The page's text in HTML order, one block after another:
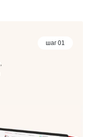
шаг 01